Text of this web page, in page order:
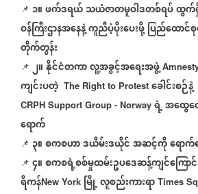
📌 ၁။ဖက်ဒရယ်သယံဇာတမူဝါဒတစ်ရပ်ထွက်
ဝန်ကြီးဌာနအနေနဲ့ကူညီပံ့ပိုးပေးဖို့ပြည်ထောင်
တိုက်တွန်း
📌 ၂။နိုင်ငံတကာလူ့အခွင့်အရေးအဖွဲ့
ကျင်းပတဲ့ The Right to Protest ခေါင်းစဉ်နဲ့
CRPH Support Group - Norway ရဲ့အထွေထွ
ရောက်
📌 ၃။စကစဟာဒယိမ်းဒယိုင်အဆင့်ကိုရောက်
📌 ၄။စကစရဲ့စစ်မှုထမ်းဥပဒေဆန့်ကျင်ကြောင်
ရိကန်New York မြို့လူစည်းကားရာ Times